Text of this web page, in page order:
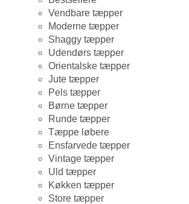
Vendbare tæpper
Moderne tæpper
Shaggy tæpper
Udendørs tæpper
Orientalske tæpper
Jute tæpper
Pels tæpper
Børne tæpper
Runde tæpper
Tæppe løbere
Ensfarvede tæpper
Vintage tæpper
Uld tæpper
Køkken tæpper
Store tæpper